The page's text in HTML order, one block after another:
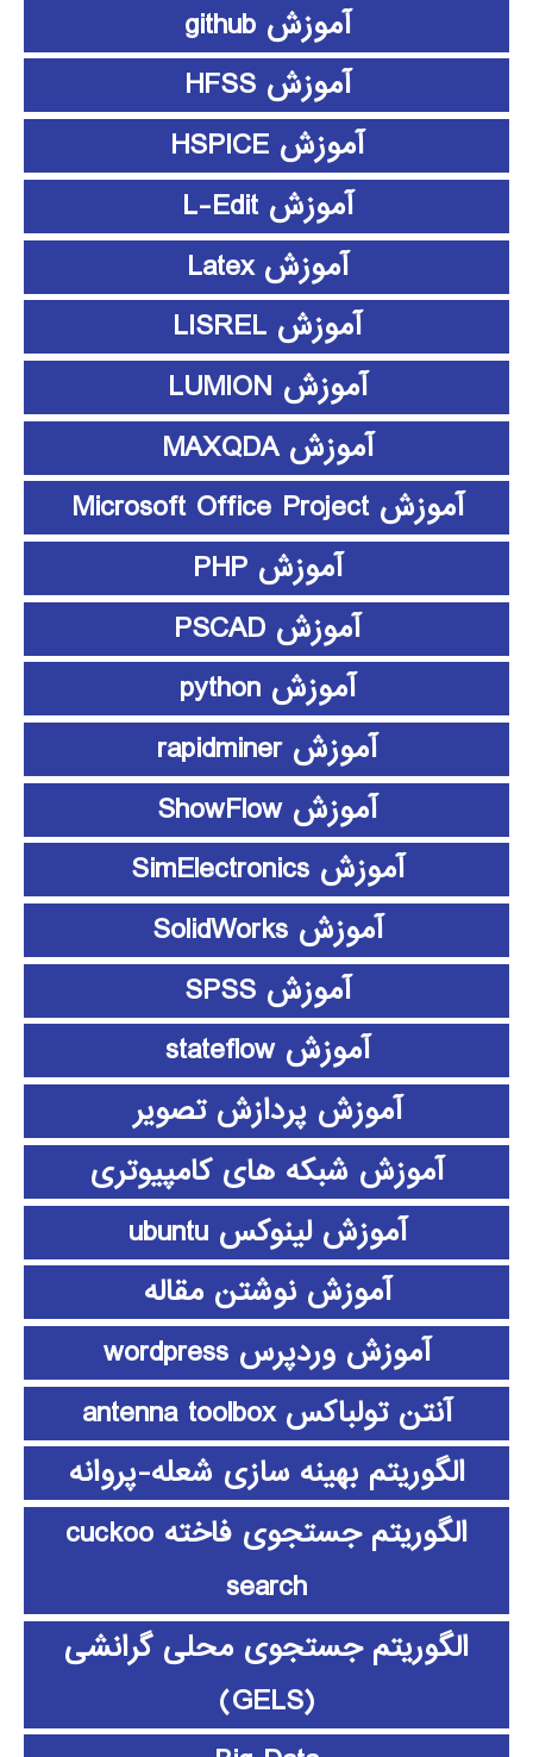
آموزش github
آموزش HFSS
آموزش HSPICE
آموزش L-Edit
آموزش Latex
آموزش LISREL
آموزش LUMION
آموزش MAXQDA
آموزش Microsoft Office Project
آموزش PHP
آموزش PSCAD
آموزش python
آموزش rapidminer
آموزش ShowFlow
آموزش SimElectronics
آموزش SolidWorks
آموزش SPSS
آموزش stateflow
آموزش پردازش تصویر
آموزش شبکه های کامپیوتری
آموزش لینوکس ubuntu
آموزش نوشتن مقاله
آموزش وردپرس wordpress
آنتن تولباکس antenna toolbox
الگوریتم بهینه سازی شعله-پروانه
الگوریتم جستجوی فاخته cuckoo
search
الگوریتم جستجوی محلی گرانشی
(GELS)